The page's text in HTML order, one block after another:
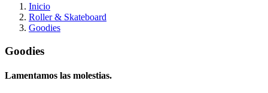
Inicio
Roller & Skateboard
Goodies
Goodies
Lamentamos las molestias.